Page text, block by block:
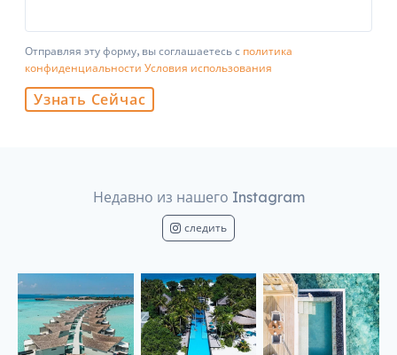
Отправляя эту форму, вы соглашаетесь с политика
конфиденциальности Условия использования
Узнать Сейчас
Недавно из нашего Instagram
следить